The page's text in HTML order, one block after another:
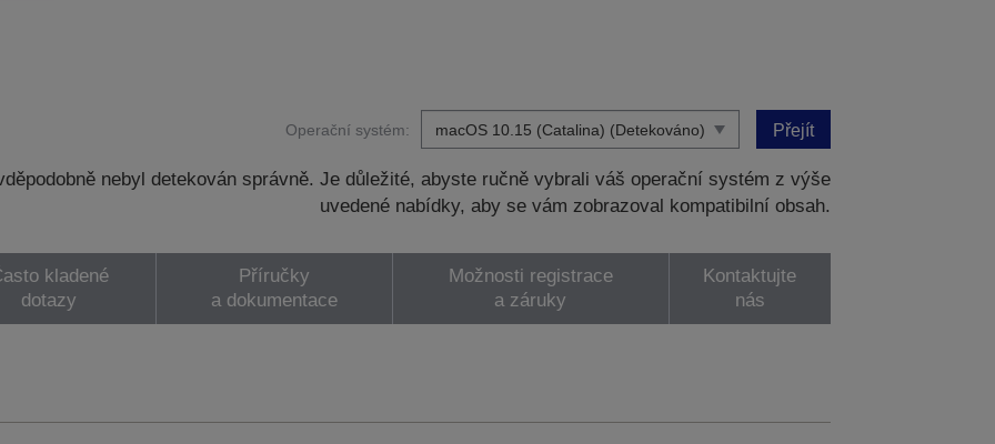
Operační systém: Přejít
nebyl detekován správně. Je důležité, abyste ručně vybrali váš operační systém z výše
uvedené nabídky, aby se vám zobrazoval kompatibilní obsah.
kladené
dotazy
Příručky
a dokumentace
Možnosti registrace
a záruky
Kontaktujte
nás